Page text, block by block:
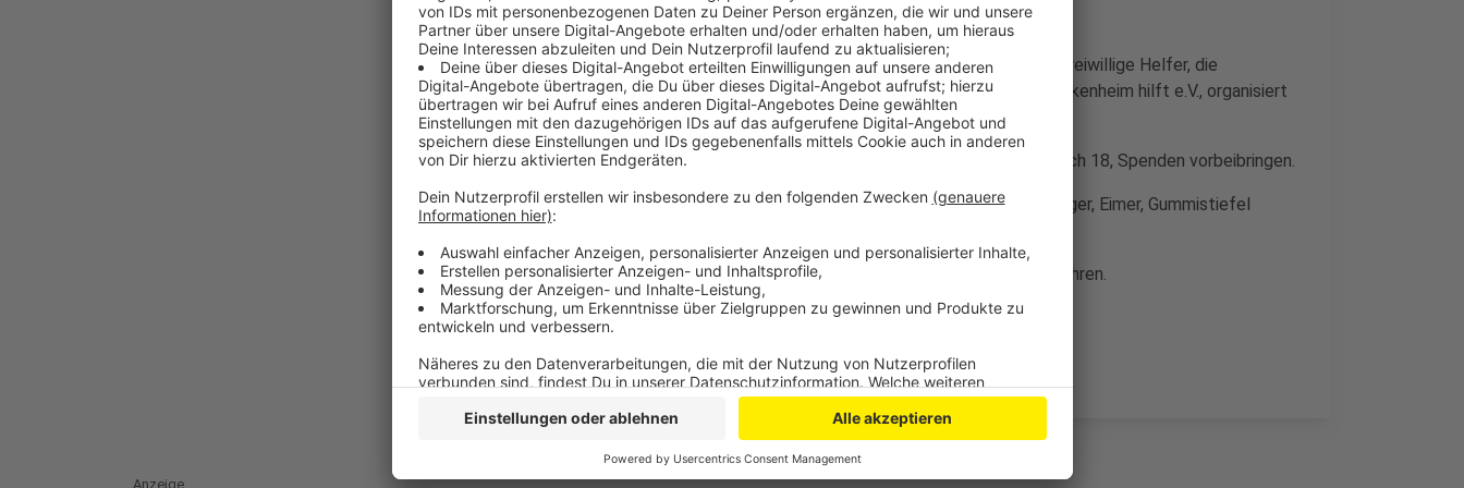
Ähnlich wie zur Flutkatastrophe 2021 im Ahrtal finden sich viele freiwillige Helfer, die
Betroffene unterstützen wollen. Darunter auch die Initiative Meckenheim hilft e.V., organisiert
von Stefan Pohl.
Wer möchte, kann heute ab 17:00 Uhr in Meckenheim, Am Hambuch 18, Spenden vorbeibringen.
Gebraucht werden Bautrockner, Reinigungsmittel, Hochdruckreiniger, Eimer, Gummistiefel
Die freiwiligen Helfer wollen Morgen oder Montag ins Saarland fahren.
Anzeige
Anzeige